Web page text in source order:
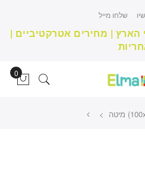
שלחו מייל
הארץ | מחירים אטרקטיביים |